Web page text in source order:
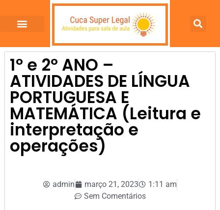
1º e 2º ANO –
ATIVIDADES DE LÍNGUA
PORTUGUESA E
MATEMÁTICA (Leitura e
interpretação e
operações)
admin março 21, 2023
1:11 am
Sem Comentários